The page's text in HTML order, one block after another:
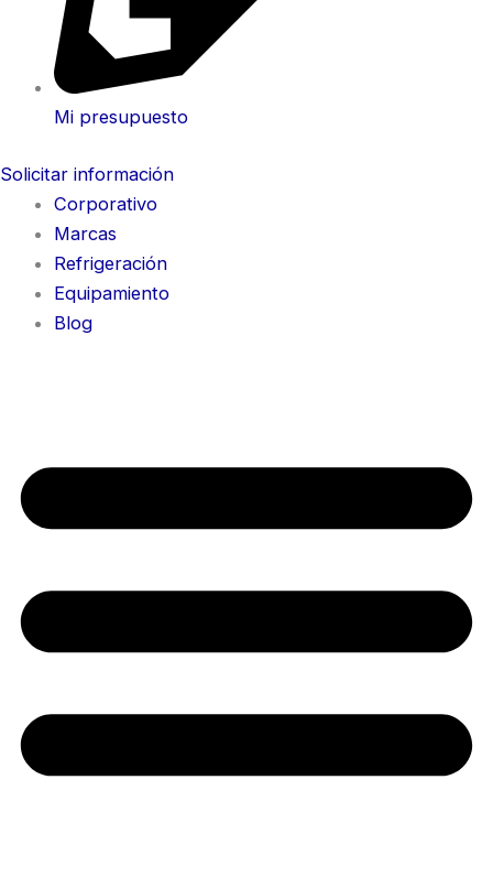
Mi presupuesto
Solicitar información
Corporativo
Marcas
Refrigeración
Equipamiento
Blog